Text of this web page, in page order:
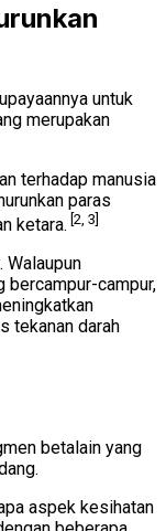
untuk
merupakan
terhadap manusia
paras
ketara. [2, 3]
Walaupun
bercampur-campur,
tekanan darah
betalain yang
aspek kesihatan